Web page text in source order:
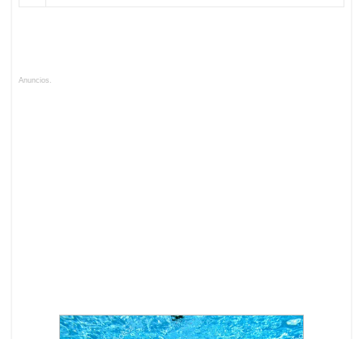
Anuncios.